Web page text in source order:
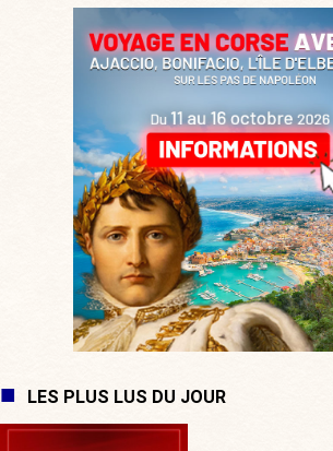
LES PLUS LUS DU JOUR